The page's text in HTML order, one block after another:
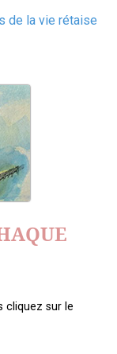
de la vie rétaise
cliquez sur le